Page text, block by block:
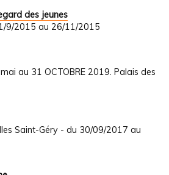
des jeunes
9/2015 au 26/11/2015
au 31 OCTOBRE 2019. Palais des
Saint-Géry - du 30/09/2017 au